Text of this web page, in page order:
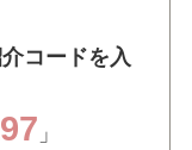
コードを入
」